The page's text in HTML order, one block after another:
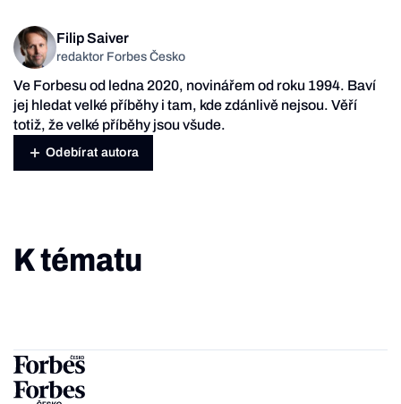
Filip Saiver
redaktor Forbes Česko
Ve Forbesu od ledna 2020, novinářem od roku 1994. Baví
jej hledat velké příběhy i tam, kde zdánlivě nejsou. Věří
totiž, že velké příběhy jsou všude.
Odebírat autora
K tématu